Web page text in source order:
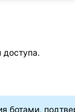
ботами,